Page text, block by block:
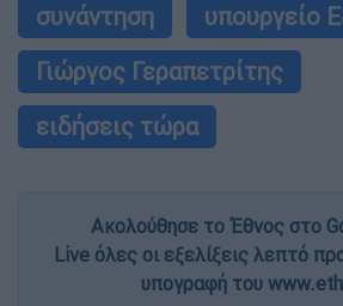
συνάντηση
υπουργείο
Γιώργος Γεραπετρίτης
ειδήσεις τώρα
Ακολούθησε το Έθνος στο
Live όλες οι εξελίξεις λεπτό
υπογραφή του